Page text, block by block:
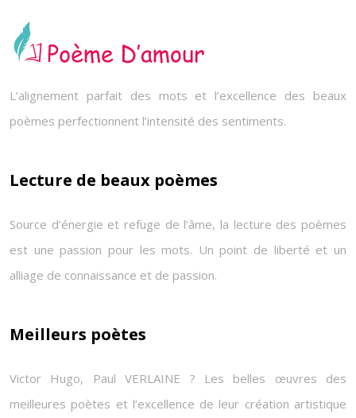
L’alignement parfait des mots et l’excellence des beaux
poèmes perfectionnent l’intensité des sentiments.
Lecture de beaux poèmes
Source d’énergie et refuge de l’âme, la lecture des poèmes
est une passion pour les mots. Un point de liberté et un
alliage de connaissance et de passion.
Meilleurs poètes
Victor Hugo, Paul VERLAINE ? Les belles œuvres des
meilleures poètes et l’excellence de leur création artistique